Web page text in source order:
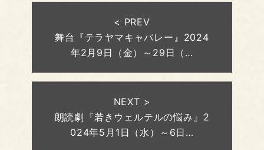
< PREV
舞台『テラヤマキャバレー』2024
年2月9日（金）～29日（…
NEXT >
朗読劇『若きウェルテルの悩み』2
024年5月1日（水）～6日…